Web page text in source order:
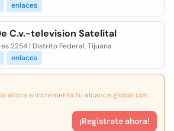
enlaces
C.v.-television Satelital
2254 | Distrito Federal, Tijuana
enlaces
ahora e incrementa tu alcance global con
¡Registrate ahora!